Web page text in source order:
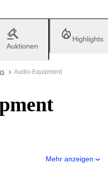
Auktionen
Highlights
Audio-Equipment
Mehr anzeigen